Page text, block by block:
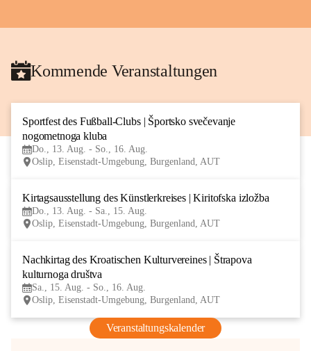
Kommende Veranstaltungen
Sportfest des Fußball-Clubs | Športsko svečevanje
nogometnoga kluba
Do., 13. Aug. - So., 16. Aug.
Oslip, Eisenstadt-Umgebung, Burgenland, AUT
Kirtagsausstellung des Künstlerkreises | Kiritofska izložba
Do., 13. Aug. - Sa., 15. Aug.
Oslip, Eisenstadt-Umgebung, Burgenland, AUT
Nachkirtag des Kroatischen Kulturvereines | Štrapova
kulturnoga društva
Sa., 15. Aug. - So., 16. Aug.
Oslip, Eisenstadt-Umgebung, Burgenland, AUT
Veranstaltungskalender